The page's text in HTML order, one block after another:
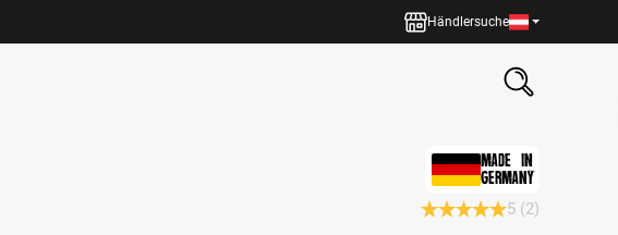
Händlersuche
MADE IN
GERMANY
5 (2)